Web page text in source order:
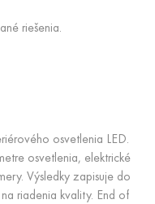
riešenia.
osvetlenia LED.
osvetlenia, elektrické
Výsledky zapisuje do
riadenia kvality. End of